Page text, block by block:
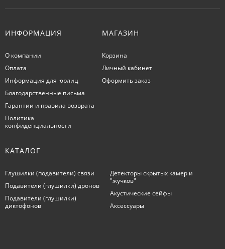
ИНФОРМАЦИЯ
О компании
Оплата
Информация для юрлиц
Благодарственные письма
Гарантии и правила возврата
Политика
конфиденциальности
МАГАЗИН
Корзина
Личный кабинет
Оформить заказ
КАТАЛОГ
Глушилки (подавители) связи
Подавители (глушилки) дронов
Подавители (глушилки)
диктофонов
Детекторы скрытых камер и
"жучков"
Акустические сейфы
Аксессуары